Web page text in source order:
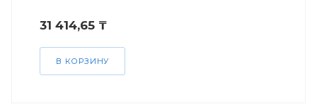
31 414,65 ₸
В КОРЗИНУ